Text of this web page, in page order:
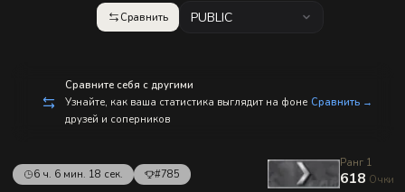
Сравнить PUBLIC
Сравните себя с другими
Узнайте, как ваша статистика выглядит на фоне
друзей и соперников
Сравнить →
6 ч. 6 мин. 18 сек. #785
Ранг 1
618 Очки
е
н